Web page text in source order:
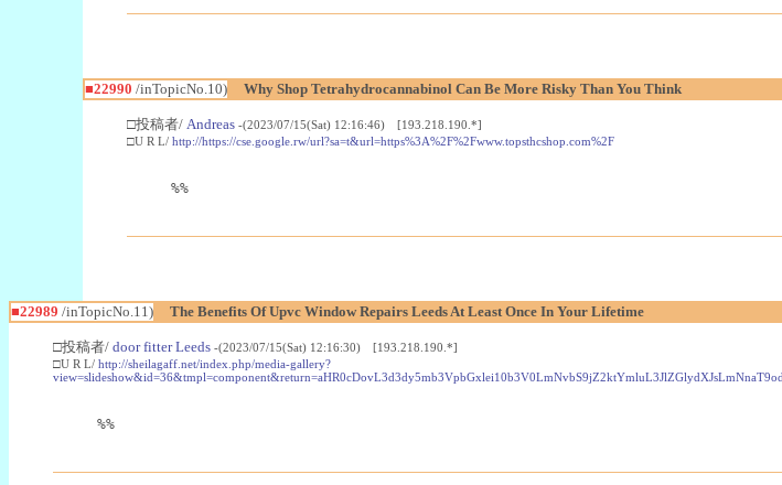
■22990 /inTopicNo.10) Why Shop Tetrahydrocannabinol Can Be More Risky Than You Think
□投稿者/ Andreas -(2023/07/15(Sat) 12:16:46) [193.218.190.*]
□U R L/ http://https://cse.google.rw/url?sa=t&url=https%3A%2F%2Fwww.topsthcshop.com%2F
%%
■22989 /inTopicNo.11) The Benefits Of Upvc Window Repairs Leeds At Least Once In Your Lifetime
□投稿者/ door fitter Leeds -(2023/07/15(Sat) 12:16:30) [193.218.190.*]
□U R L/ http://sheilagaff.net/index.php/media-gallery?
%%